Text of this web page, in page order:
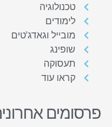
טכנולוגיה
לימודים
מובייל וגאדג'טים
שופינג
תעסוקה
קראו עוד
פרסומים אחרונים